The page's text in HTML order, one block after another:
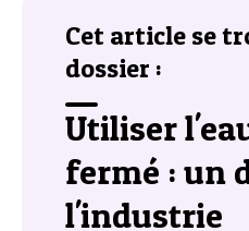
Cet article se
dossier :
Utiliser
fermé : un
l'industrie